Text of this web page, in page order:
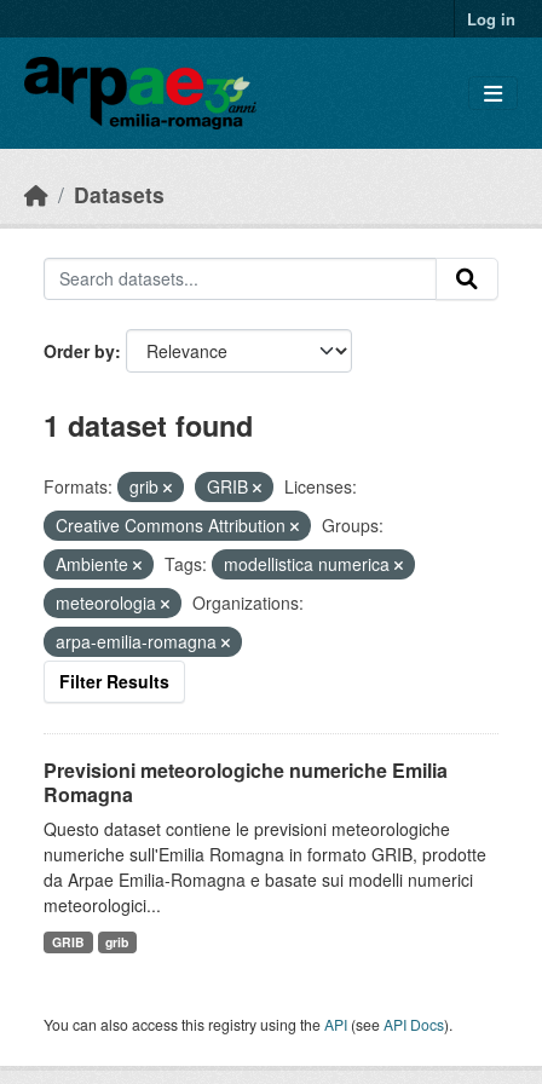
Log in
Datasets
Order by
1 dataset found
Formats: grib GRIB
Licenses:
Creative Commons Attribution
Groups:
Ambiente
Tags:
modellistica numerica
meteorologia
Organizations:
arpa-emilia-romagna
Filter Results
Previsioni meteorologiche numeriche Emilia
Romagna
Questo dataset contiene le previsioni meteorologiche
numeriche sull'Emilia Romagna in formato GRIB, prodotte
da Arpae Emilia-Romagna e basate sui modelli numerici
meteorologici...
GRIB grib
You can also access this registry using theAPI (seeAPI Docs).